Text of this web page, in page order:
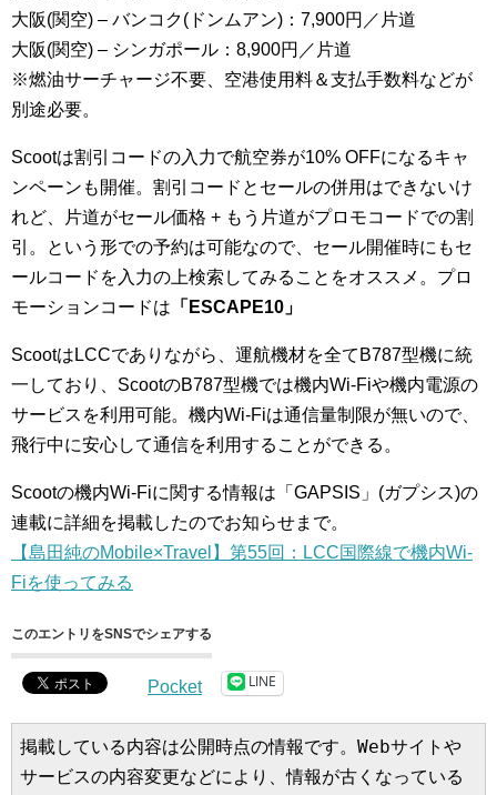
大阪(関空) – バンコク(ドンムアン)：7,900円／片道
大阪(関空) – シンガポール：8,900円／片道
※燃油サーチャージ不要、空港使用料＆支払手数料などが
別途必要。
Scootは割引コードの入力で航空券が10% OFFになるキャ
ンペーンも開催。割引コードとセールの併用はできないけ
れど、片道がセール価格 + もう片道がプロモコードでの割
引。という形での予約は可能なので、セール開催時にもセ
ールコードを入力の上検索してみることをオススメ。プロ
モーションコードは 「ESCAPE10」
ScootはLCCでありながら、運航機材を全てB787型機に統
一しており、ScootのB787型機では機内Wi-Fiや機内電源の
サービスを利用可能。機内Wi-Fiは通信量制限が無いので、
飛行中に安心して通信を利用することができる。
Scootの機内Wi-Fiに関する情報は「GAPSIS」(ガプシス)の
連載に詳細を掲載したのでお知らせまで。
【島田純のMobile×Travel】第55回：LCC国際線で機内Wi-
Fiを使ってみる
このエントリをSNSでシェアする
Pocket LINE
掲載している内容は公開時点の情報です。Webサイトや
サービスの内容変更などにより、情報が古くなっている